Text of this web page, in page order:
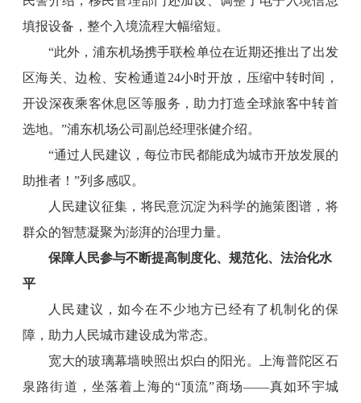
填报设备，整个入境流程大幅缩短。
“此外，浦东机场携手联检单位在近期还推出了出发
区海关、边检、安检通道24小时开放，压缩中转时间，
开设深夜乘客休息区等服务，助力打造全球旅客中转首
选地。”浦东机场公司副总经理张健介绍。
“通过人民建议，每位市民都能成为城市开放发展的
助推者！”列多感叹。
人民建议征集，将民意沉淀为科学的施策图谱，将
群众的智慧凝聚为澎湃的治理力量。
保障人民参与不断提高制度化、规范化、法治化水
平
人民建议，如今在不少地方已经有了机制化的保
障，助力人民城市建设成为常态。
宽大的玻璃幕墙映照出炽白的阳光。上海普陀区石
泉路街道，坐落着上海的“顶流”商场——真如环宇城